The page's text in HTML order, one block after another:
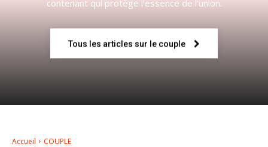
–
contenant qui protège l’essence de l’union.
Tous les articles sur le couple
Accueil COUPLE